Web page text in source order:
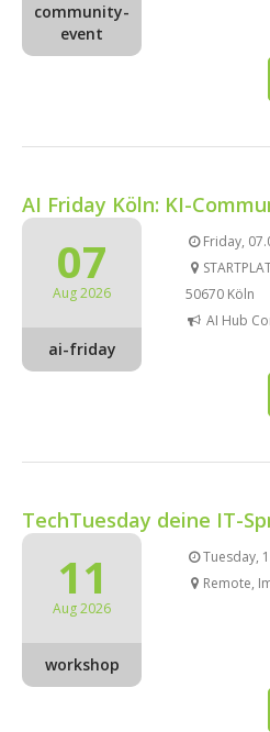
community-
event
AI Friday Köln: KI-
07
Aug 2026
ai-friday
Friday,
50670 Köln
AI Hub
TechTuesday deine IT-
11
Aug 2026
workshop
Tuesday,
Remote,